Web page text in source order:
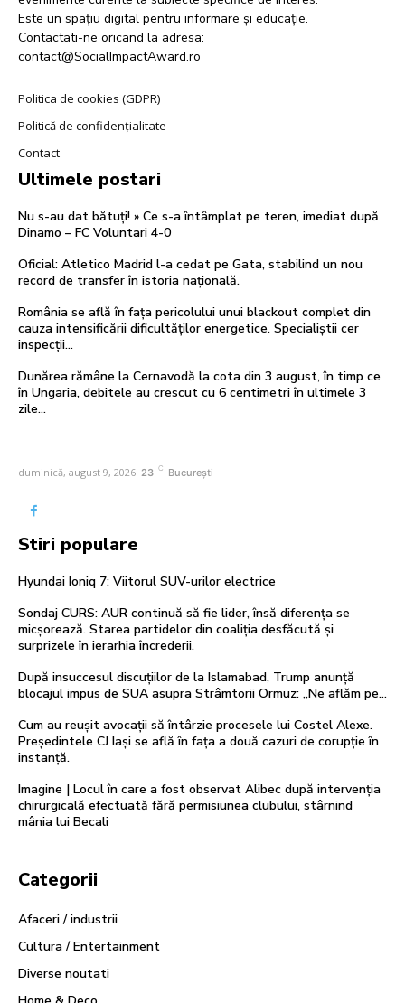
Este un spațiu digital pentru informare și educație.
Contactati-ne oricand la adresa:
contact@SocialImpactAward.ro
Politica de cookies (GDPR)
Politică de confidențialitate
Contact
Ultimele postari
Nu s-au dat bătuți! » Ce s-a întâmplat pe teren, imediat după
Dinamo – FC Voluntari 4-0
Oficial: Atletico Madrid l-a cedat pe Gata, stabilind un nou
record de transfer în istoria națională.
România se află în fața pericolului unui blackout complet din
cauza intensificării dificultăților energetice. Specialiștii cer
inspecții…
Dunărea rămâne la Cernavodă la cota din 3 august, în timp ce
în Ungaria, debitele au crescut cu 6 centimetri în ultimele 3
zile...
duminică, august 9, 2026 23 C București
Stiri populare
Hyundai Ioniq 7: Viitorul SUV-urilor electrice
Sondaj CURS: AUR continuă să fie lider, însă diferența se
micșorează. Starea partidelor din coaliția desfăcută și
surprizele în ierarhia încrederii.
După insuccesul discuțiilor de la Islamabad, Trump anunță
blocajul impus de SUA asupra Strâmtorii Ormuz: „Ne aflăm pe…
Cum au reușit avocații să întârzie procesele lui Costel Alexe.
Președintele CJ Iași se află în fața a două cazuri de corupție în
instanță.
Imagine | Locul în care a fost observat Alibec după intervenția
chirurgicală efectuată fără permisiunea clubului, stârnind
mânia lui Becali
Categorii
Afaceri / industrii
Cultura / Entertainment
Diverse noutati